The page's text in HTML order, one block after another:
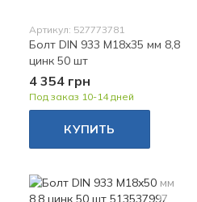
Артикул: 527773781
Болт DIN 933 M18x35 мм 8,8
цинк 50 шт
4 354 грн
Под заказ 10-14 дней
КУПИТЬ